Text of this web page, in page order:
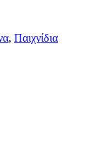
, Παιχνίδια